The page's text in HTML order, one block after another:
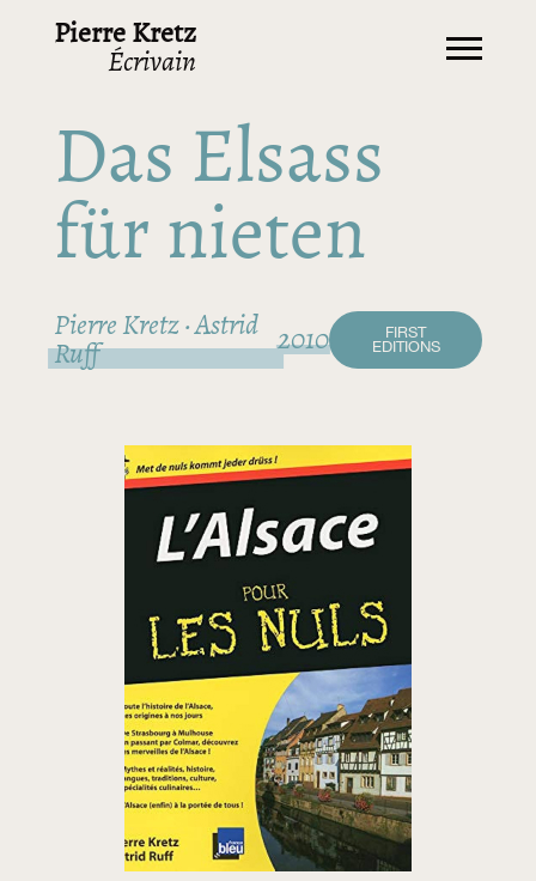
Pierre Kretz
Écrivain
Das Elsass
für nieten
Pierre Kretz · Astrid
Ruff
2010 FIRST
EDITIONS